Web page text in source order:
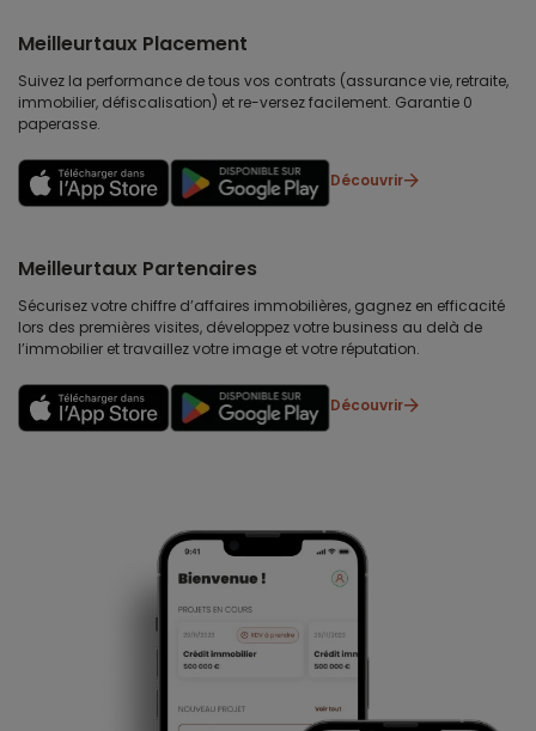
Meilleurtaux Placement
Suivez la performance de tous vos contrats (assurance vie, retraite,
immobilier, défiscalisation) et re-versez facilement. Garantie 0
paperasse.
Découvrir
Meilleurtaux Partenaires
Sécurisez votre chiffre d’affaires immobilières, gagnez en efficacité
lors des premières visites, développez votre business au delà de
l’immobilier et travaillez votre image et votre réputation.
Découvrir